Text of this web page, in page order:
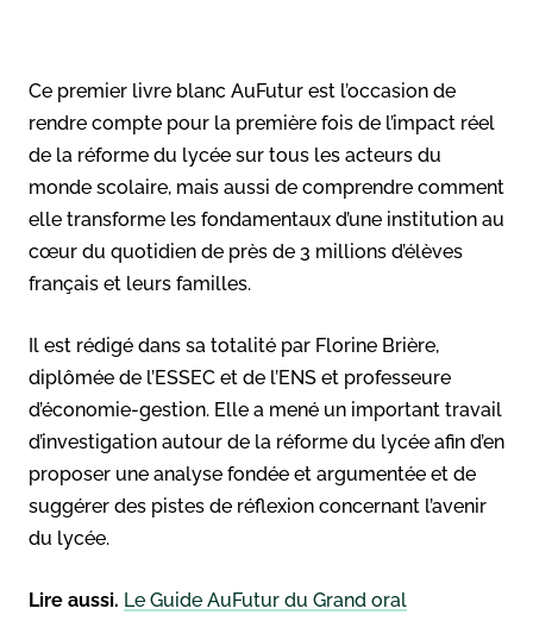
Ce premier livre blanc AuFutur est l’occasion de
rendre compte pour la première fois de l’impact réel
de la réforme du lycée sur tous les acteurs du
monde scolaire, mais aussi de comprendre comment
elle transforme les fondamentaux d’une institution au
cœur du quotidien de près de 3 millions d’élèves
français et leurs familles.
Il est rédigé dans sa totalité par Florine Brière,
diplômée de l’ESSEC et de l’ENS et professeure
d’économie-gestion. Elle a mené un important travail
d’investigation autour de la réforme du lycée afin d’en
proposer une analyse fondée et argumentée et de
suggérer des pistes de réflexion concernant l’avenir
du lycée.
Lire aussi. Le Guide AuFutur du Grand oral